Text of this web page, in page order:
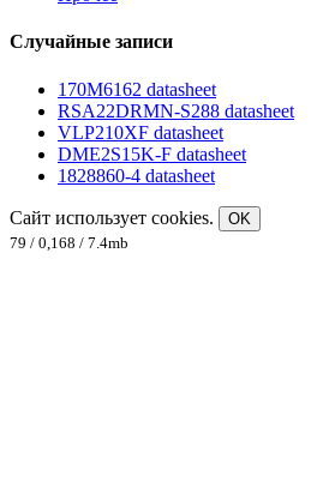
Случайные записи
170M6162 datasheet
RSA22DRMN-S288 datasheet
VLP210XF datasheet
DME2S15K-F datasheet
1828860-4 datasheet
Сайт использует cookies.
OK
79 / 0,168 / 7.4mb